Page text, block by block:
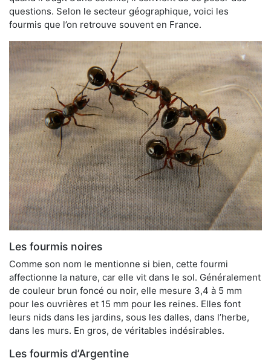
questions. Selon le secteur géographique, voici les
fourmis que l’on retrouve souvent en France.
Les fourmis noires
Comme son nom le mentionne si bien, cette fourmi
affectionne la nature, car elle vit dans le sol. Généralement
de couleur brun foncé ou noir, elle mesure 3,4 à 5 mm
pour les ouvrières et 15 mm pour les reines. Elles font
leurs nids dans les jardins, sous les dalles, dans l’herbe,
dans les murs. En gros, de véritables indésirables.
Les fourmis d’Argentine